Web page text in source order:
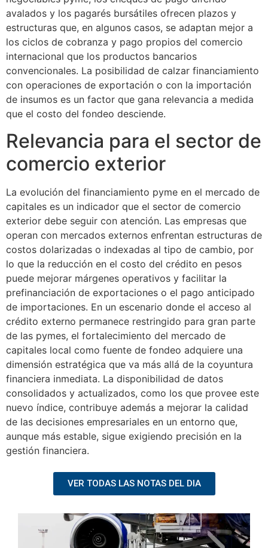
avalados y los pagarés bursátiles ofrecen plazos y
estructuras que, en algunos casos, se adaptan mejor a
los ciclos de cobranza y pago propios del comercio
internacional que los productos bancarios
convencionales. La posibilidad de calzar financiamiento
con operaciones de exportación o con la importación
de insumos es un factor que gana relevancia a medida
que el costo del fondeo desciende.
Relevancia para el sector de
comercio exterior
La evolución del financiamiento pyme en el mercado de
capitales es un indicador que el sector de comercio
exterior debe seguir con atención. Las empresas que
operan con mercados externos enfrentan estructuras de
costos dolarizadas o indexadas al tipo de cambio, por
lo que la reducción en el costo del crédito en pesos
puede mejorar márgenes operativos y facilitar la
prefinanciación de exportaciones o el pago anticipado
de importaciones. En un escenario donde el acceso al
crédito externo permanece restringido para gran parte
de las pymes, el fortalecimiento del mercado de
capitales local como fuente de fondeo adquiere una
dimensión estratégica que va más allá de la coyuntura
financiera inmediata. La disponibilidad de datos
consolidados y actualizados, como los que provee este
nuevo índice, contribuye además a mejorar la calidad
de las decisiones empresariales en un entorno que,
aunque más estable, sigue exigiendo precisión en la
gestión financiera.
VER TODAS LAS NOTAS DEL DIA